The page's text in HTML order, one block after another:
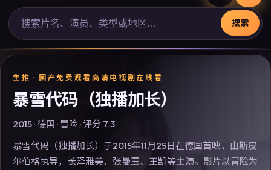
搜索
主推 · 国产免费观看高清电视剧在线看
暴雪代码（独播加长）
2015· 德国 · 冒险· 评分 7.3
暴雪代码（独播加长）于2015年11月25日在德国首映，由斯皮
尔伯格执导，长泽雅美、张曼玉、王凯等主演。影片以冒险为